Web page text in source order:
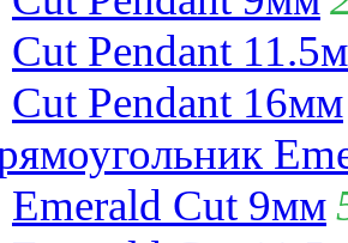
Cut Pendant
Cut Pendant 16мм
Emerald Cut 9мм